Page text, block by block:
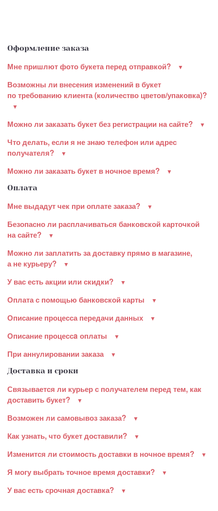
Оформление заказа
Мне пришлют фото букета перед отправкой?
Возможны ли внесения изменений в букет
по требованию клиента (количество цветов/упаковка)?
Можно ли заказать букет без регистрации на сайте?
Что делать, если я не знаю телефон или адрес
получателя?
Можно ли заказать букет в ночное время?
Оплата
Мне выдадут чек при оплате заказа?
Безопасно ли расплачиваться банковской карточкой
на сайте?
Можно ли заплатить за доставку прямо в магазине,
а не курьеру?
У вас есть акции или скидки?
Оплата с помощью банковской карты
Описание процесса передачи данных
Описание процессa оплаты
При аннулировании заказа
Доставка и сроки
Связывается ли курьер с получателем перед тем, как
доставить букет?
Возможен ли самовывоз заказа?
Как узнать, что букет доставили?
Изменится ли стоимость доставки в ночное время?
Я могу выбрать точное время доставки?
У вас есть срочная доставка?